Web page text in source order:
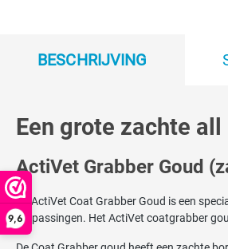
9,6
BESCHRIJVING
Een grote zachte
ActiVet Grabber Goud
De ActiVet Coat Grabber Goud is een
toepassingen. Het ActiVet coatgrabber